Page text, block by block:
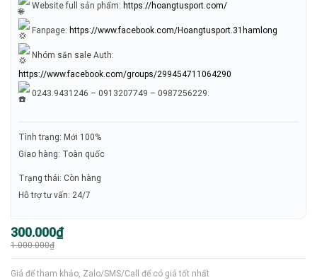
Website full sản phẩm: https://hoangtusport.com/
Fanpage: https://www.facebook.com/Hoangtusport.31hamlong
Nhóm săn sale Auth:
https://www.facebook.com/groups/299454711064290
0243.9431246 – 0913207749 – 0987256229.
Tình trạng: Mới 100%
Giao hàng: Toàn quốc
Trạng thái: Còn hàng
Hỗ trợ tư vấn: 24/7
1.000.000₫
Giá
gốc
là:
300.000₫
Giá
hiện
tại
Giá để tham khảo, Zalo/SMS/Call để có giá tốt nhất